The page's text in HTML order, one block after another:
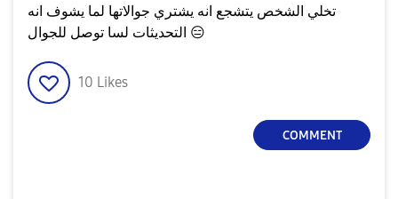
تخلي الشخص يتشجع انه يشتري جوالاتها لما يشوف انه
😑
10 Likes
COMMENT